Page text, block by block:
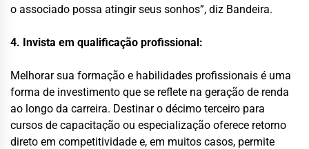
o associado possa atingir seus sonhos”, diz Bandeira.
4. Invista em qualificação profissional:
Melhorar sua formação e habilidades profissionais é uma
forma de investimento que se reflete na geração de renda
ao longo da carreira. Destinar o décimo terceiro para
cursos de capacitação ou especialização oferece retorno
direto em competitividade e, em muitos casos, permite